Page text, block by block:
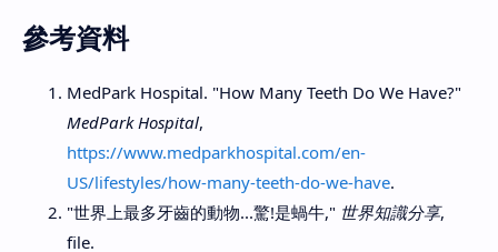
參考資料
MedPark Hospital. "How Many Teeth Do We Have?"
MedPark Hospital,
https://www.medparkhospital.com/en-
US/lifestyles/how-many-teeth-do-we-have.
"世界上最多牙齒的動物...驚!是蝸牛," 世界知識分享,
file.